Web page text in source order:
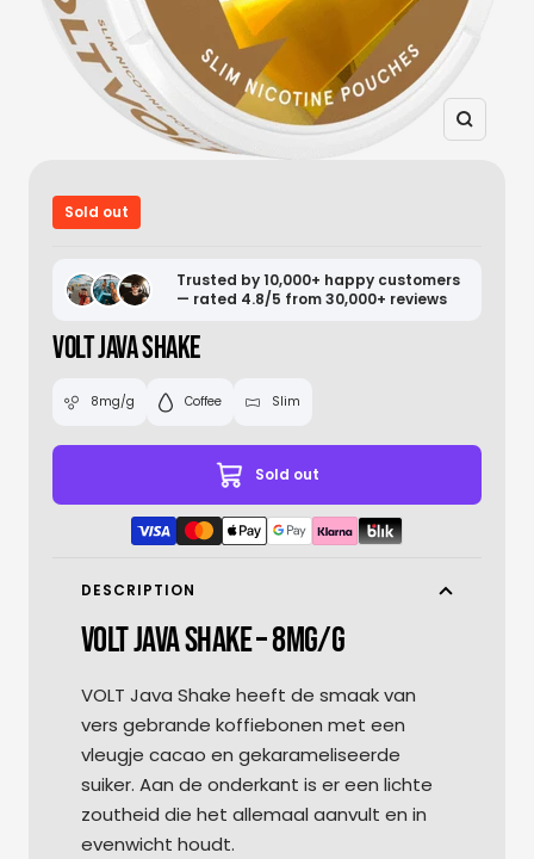
Zoom
Sold out
Trusted by 10,000+ happy customers
— rated 4.8/5 from 30,000+ reviews
VOLT JAVA SHAKE
8mg/g Coffee Slim
Sold out
DESCRIPTION
VOLT JAVA SHAKE – 8MG/G
VOLT Java Shake heeft de smaak van
vers gebrande koffiebonen met een
vleugje cacao en gekarameliseerde
suiker. Aan de onderkant is er een lichte
zoutheid die het allemaal aanvult en in
evenwicht houdt.